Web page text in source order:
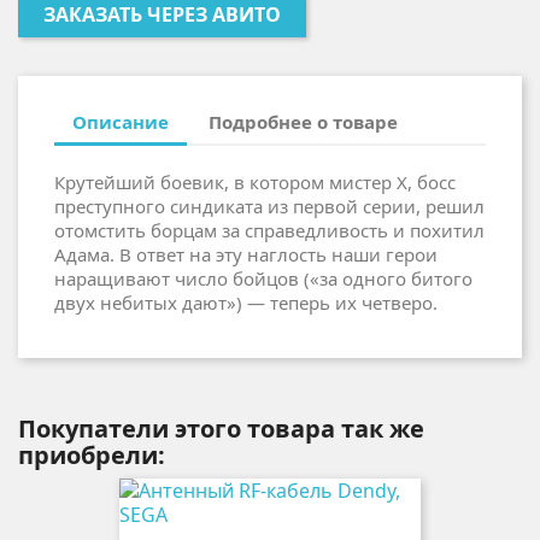
ЗАКАЗАТЬ ЧЕРЕЗ АВИТО
Описание Подробнее о товаре
Крутейший боевик, в котором мистер Х, босс
преступного синдиката из первой серии, решил
отомстить борцам за справедливость и похитил
Адама. В ответ на эту наглость наши герои
наращивают число бойцов («за одного битого
двух небитых дают») — теперь их четверо.
Покупатели этого товара так же
приобрели: